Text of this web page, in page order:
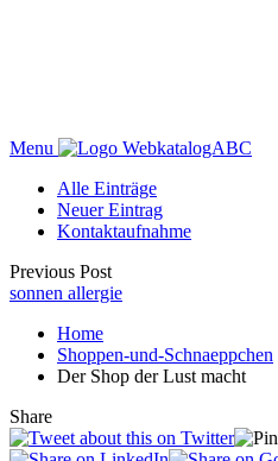
Menu
WebkatalogABC
Alle Einträge
Neuer Eintrag
Kontaktaufnahme
Previous Post
sonnen allergie
Home
Shoppen-und-Schnaeppchen
Der Shop der Lust macht
Share